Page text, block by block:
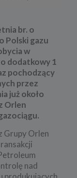
br. o
Polski gazu
w
dodatkowy 1
pochodzący
przez
już około
Orlen
Grupy Orlen
nad